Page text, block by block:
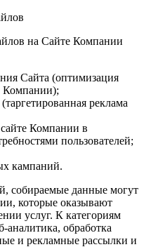
на Сайте Компании
Сайта (оптимизация
Компании);
реклама
Компании в
пользователей;
кампаний.
собираемые данные могут
которые оказывают
услуг. К категориям
аналитика, обработка
и рекламные рассылки и